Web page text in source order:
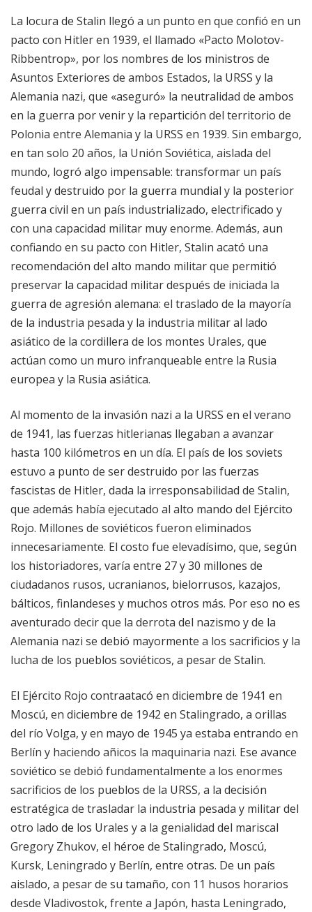
La locura de Stalin llegó a un punto en que confió en un
pacto con Hitler en 1939, el llamado «Pacto Molotov-
Ribbentrop», por los nombres de los ministros de
Asuntos Exteriores de ambos Estados, la URSS y la
Alemania nazi, que «aseguró» la neutralidad de ambos
en la guerra por venir y la repartición del territorio de
Polonia entre Alemania y la URSS en 1939. Sin embargo,
en tan solo 20 años, la Unión Soviética, aislada del
mundo, logró algo impensable: transformar un país
feudal y destruido por la guerra mundial y la posterior
guerra civil en un país industrializado, electrificado y
con una capacidad militar muy enorme. Además, aun
confiando en su pacto con Hitler, Stalin acató una
recomendación del alto mando militar que permitió
preservar la capacidad militar después de iniciada la
guerra de agresión alemana: el traslado de la mayoría
de la industria pesada y la industria militar al lado
asiático de la cordillera de los montes Urales, que
actúan como un muro infranqueable entre la Rusia
europea y la Rusia asiática.
Al momento de la invasión nazi a la URSS en el verano
de 1941, las fuerzas hitlerianas llegaban a avanzar
hasta 100 kilómetros en un día. El país de los soviets
estuvo a punto de ser destruido por las fuerzas
fascistas de Hitler, dada la irresponsabilidad de Stalin,
que además había ejecutado al alto mando del Ejército
Rojo. Millones de soviéticos fueron eliminados
innecesariamente. El costo fue elevadísimo, que, según
los historiadores, varía entre 27 y 30 millones de
ciudadanos rusos, ucranianos, bielorrusos, kazajos,
bálticos, finlandeses y muchos otros más. Por eso no es
aventurado decir que la derrota del nazismo y de la
Alemania nazi se debió mayormente a los sacrificios y la
lucha de los pueblos soviéticos, a pesar de Stalin.
El Ejército Rojo contraatacó en diciembre de 1941 en
Moscú, en diciembre de 1942 en Stalingrado, a orillas
del río Volga, y en mayo de 1945 ya estaba entrando en
Berlín y haciendo añicos la maquinaria nazi. Ese avance
soviético se debió fundamentalmente a los enormes
sacrificios de los pueblos de la URSS, a la decisión
estratégica de trasladar la industria pesada y militar del
otro lado de los Urales y a la genialidad del mariscal
Gregory Zhukov, el héroe de Stalingrado, Moscú,
Kursk, Leningrado y Berlín, entre otras. De un país
aislado, a pesar de su tamaño, con 11 husos horarios
desde Vladivostok, frente a Japón, hasta Leningrado,